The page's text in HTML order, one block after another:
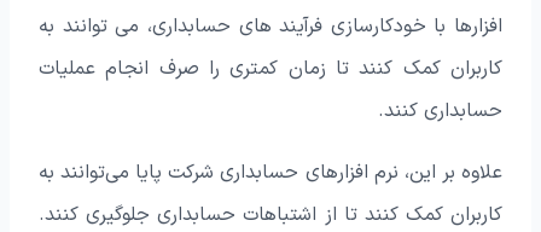
افزارها با خودکارسازی فرآیند های حسابداری، می‌ توانند به
کاربران کمک کنند تا زمان کمتری را صرف انجام عملیات
حسابداری کنند.
علاوه بر این، نرم افزارهای حسابداری شرکت پایا می‌توانند به
کاربران کمک کنند تا از اشتباهات حسابداری جلوگیری کنند.